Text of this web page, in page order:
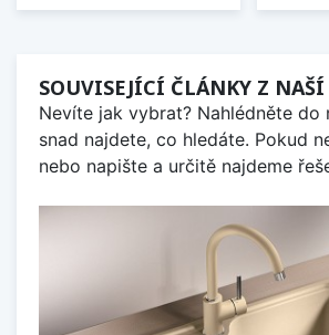
SOUVISEJÍCÍ ČLÁNKY Z
Nevíte jak vybrat? Nahlédněte do
snad najdete, co hledáte. Pokud
nebo napište a určitě najdeme